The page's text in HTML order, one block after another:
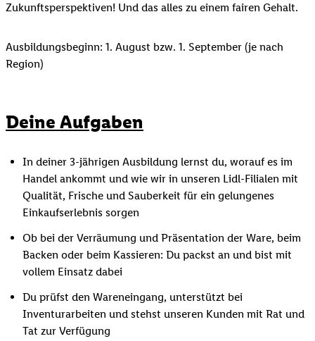
Zukunftsperspektiven! Und das alles zu einem fairen Gehalt.
Ausbildungsbeginn: 1. August bzw. 1. September (je nach
Region)
Deine Aufgaben
In deiner 3-jährigen Ausbildung lernst du, worauf es im
Handel ankommt und wie wir in unseren Lidl-Filialen mit
Qualität, Frische und Sauberkeit für ein gelungenes
Einkaufserlebnis sorgen
Ob bei der Verräumung und Präsentation der Ware, beim
Backen oder beim Kassieren: Du packst an und bist mit
vollem Einsatz dabei
Du prüfst den Wareneingang, unterstützt bei
Inventurarbeiten und stehst unseren Kunden mit Rat und
Tat zur Verfügung